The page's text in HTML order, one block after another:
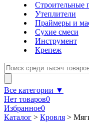
Строительные
Утеплители
Праймеры и
Сухие смеси
Инструмент
Крепеж
Все категории ▼
Нет товаров0
Избранное0
Каталог > Кровля >